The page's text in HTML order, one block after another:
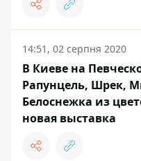
14:51, 02 серпня 2020
В Киеве на
Рапунцель, Шрек,
Белоснежка из
новая выставка